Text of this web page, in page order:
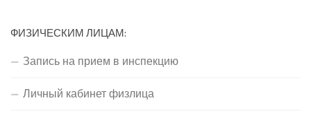
ФИЗИЧЕСКИМ ЛИЦАМ:
Запись на прием в инспекцию
Личный кабинет физлица